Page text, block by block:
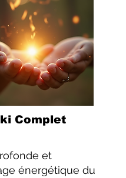
Complet
et
énergétique du